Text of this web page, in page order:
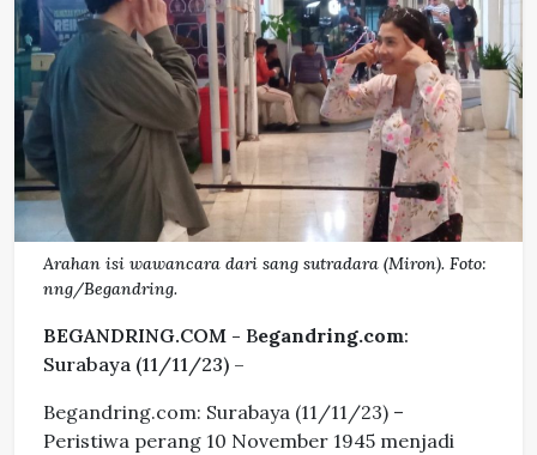
Arahan isi wawancara dari sang sutradara (Miron). Foto:
nng/Begandring.
BEGANDRING.COM - Begandring.com:
Surabaya (11/11/23) –
Begandring.com: Surabaya (11/11/23) –
Peristiwa perang 10 November 1945 menjadi